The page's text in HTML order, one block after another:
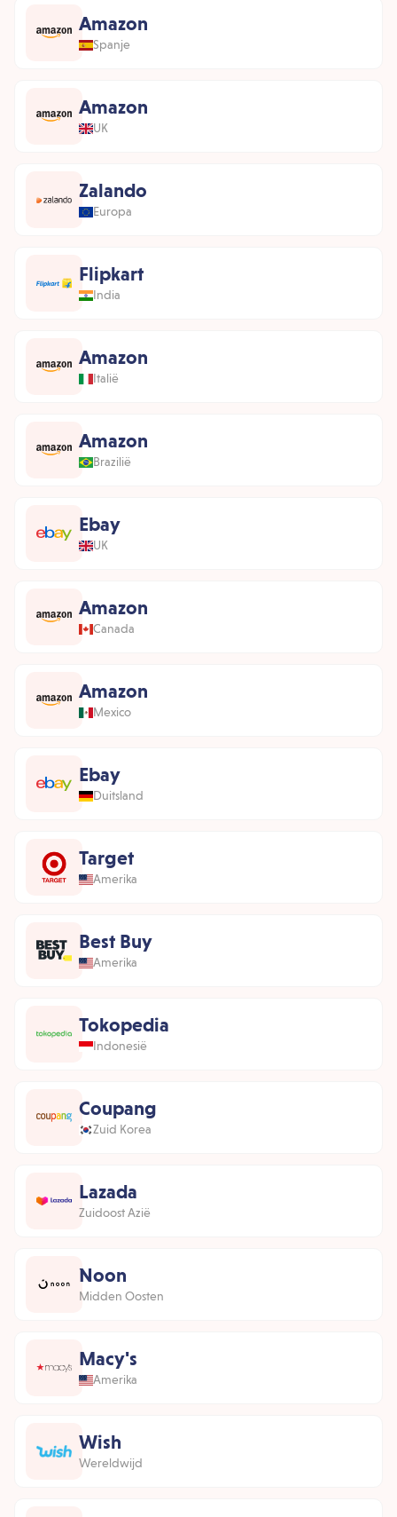
Amazon
Spanje
Amazon
UK
Zalando
Europa
Flipkart
India
Amazon
Italië
Amazon
Brazilië
Ebay
UK
Amazon
Canada
Amazon
Mexico
Ebay
Duitsland
Target
Amerika
Best Buy
Amerika
Tokopedia
Indonesië
Coupang
Zuid Korea
Lazada
Zuidoost Azië
Noon
Midden Oosten
Macy's
Amerika
Wish
Wereldwijd